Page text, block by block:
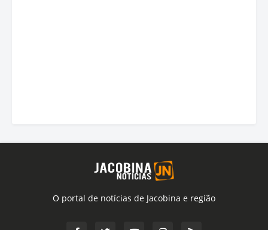
O portal de notícias de Jacobina e região